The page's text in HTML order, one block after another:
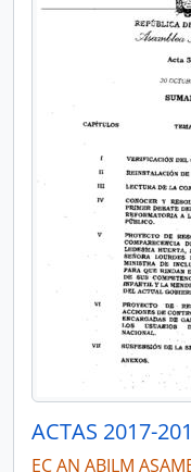
ACTAS 2017-
EC AN ABJLM